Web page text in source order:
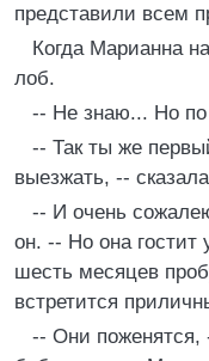
представили всем
Когда Марианна
лоб.
-- Не знаю... Но по
-- Так ты же
выезжать, --
-- И очень
он. -- Но она
шесть месяцев
встретится
-- Они поженятся,